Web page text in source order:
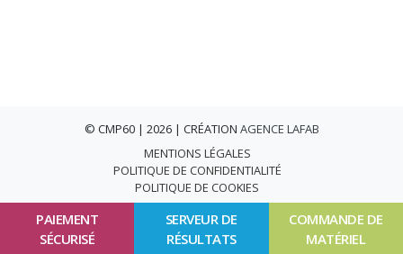
PAIEMENT
SÉCURISÉ
SERVEUR DE
RÉSULTATS
COMMANDE DE
MATÉRIEL
© CMP60 | 2026 | CRÉATION AGENCE LAFAB
MENTIONS LÉGALES
POLITIQUE DE CONFIDENTIALITÉ
POLITIQUE DE COOKIES